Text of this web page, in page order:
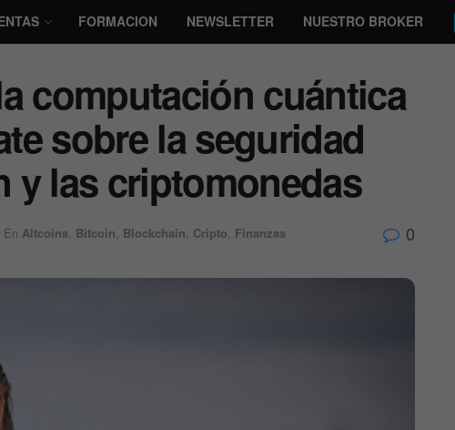
FORMACION NEWSLETTER NUESTRO BROKER
computación cuántica
sobre la seguridad
y las criptomonedas
En Altcoins Bitcoin Blockchain Cripto Finanzas 0